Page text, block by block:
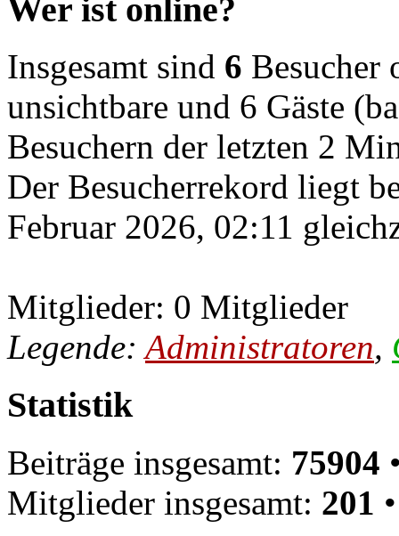
Wer ist online?
Insgesamt sind 6 Besucher
unsichtbare und 6 Gäste
Besuchern der letzten 2
Der Besucherrekord liegt
Februar 2026, 02:11
Mitglieder: 0 Mitglieder
Legende:Administratoren,
Statistik
Beiträge insgesamt: 75904
Mitglieder insgesamt: 201